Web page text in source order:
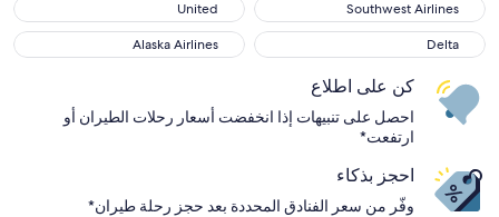
Southwest Airlines
Southwest Airlines
United
United
DeltaDelta
Alaska Airlines
Alaska Airlines
كن على اطلاع
احصل على تنبيهات إذا انخفضت أسعار رحلات الطيران أو
ارتفعت*
احجز بذكاء
وفّر من سعر الفنادق المحددة بعد حجز رحلة طيران*